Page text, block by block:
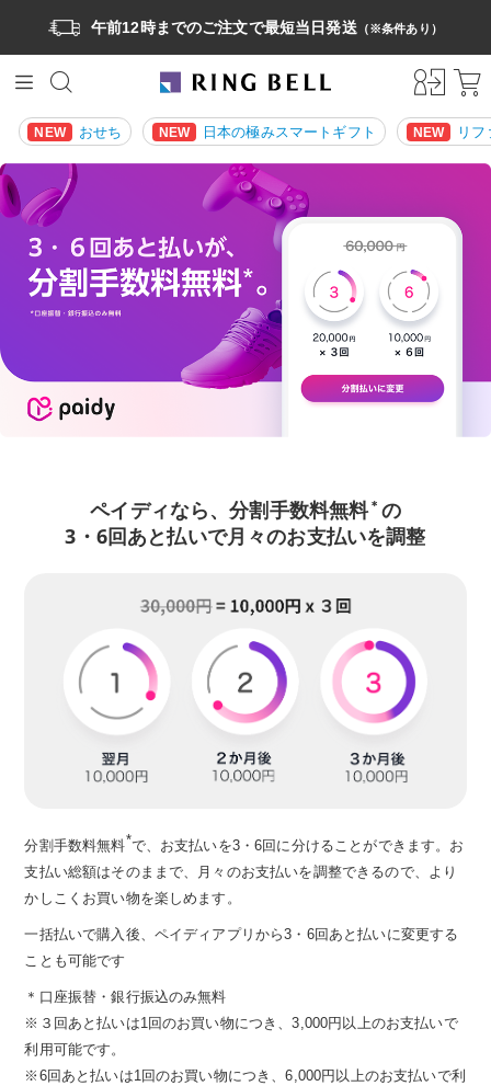
午前12時までのご注文で最短当日発送（※条件あり）
NEW おせち NEW 日本の極みスマートギフト NEW リ
ペイディなら、分割手数料無料 ＊ の
3・6回あと払いで月々のお支払いを調整
分割手数料無料*で、お支払いを3・6回に分けることができます。お
支払い総額はそのままで、月々のお支払いを調整できるので、より
かしこくお買い物を楽しめます。
一括払いで購入後、ペイディアプリから3・6回あと払いに変更する
ことも可能です
＊口座振替・銀行振込のみ無料
※３回あと払いは1回のお買い物につき、3,000円以上のお支払いで
利用可能です。
※6回あと払いは1回のお買い物につき、6,000円以上のお支払いで利